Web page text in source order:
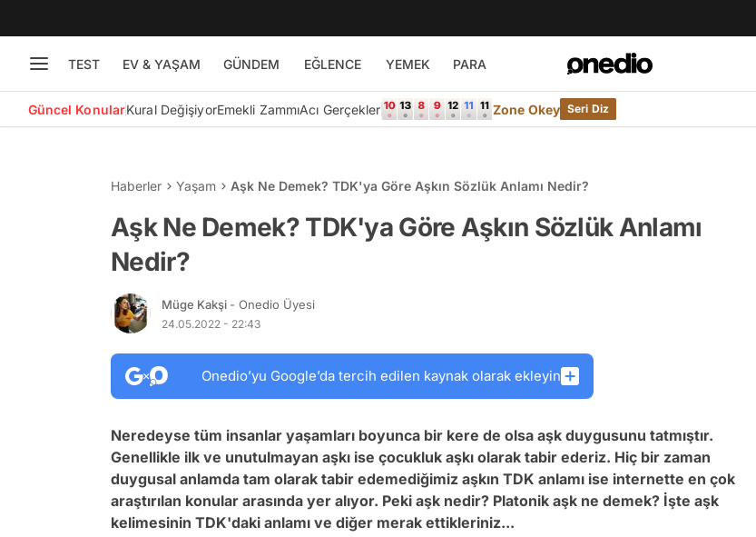
TEST EV & YAŞAM GÜNDEM EĞLENCE YEMEK PARA
Güncel KonularKural DeğişiyorEmekli ZammıAcı Gerçekler Zone Okey Seri Diz
Haberler Yaşam Aşk Ne Demek? TDK'ya Göre Aşkın Sözlük Anlamı Nedir?
Aşk Ne Demek? TDK'ya Göre Aşkın Sözlük Anlamı
Nedir?
Müge Kakşi - Onedio Üyesi
24.05.2022 - 22:43
Onedio’yu Google’da tercih edilen kaynak olarak ekleyin
Neredeyse tüm insanlar yaşamları boyunca bir kere de olsa aşk duygusunu tatmıştır.
Genellikle ilk ve unutulmayan aşkı ise çocukluk aşkı olarak tabir ederiz. Hiç bir zaman
duygusal anlamda tam olarak tabir edemediğimiz aşkın TDK anlamı ise internette en çok
araştırılan konular arasında yer alıyor. Peki aşk nedir? Platonik aşk ne demek? İşte aşk
kelimesinin TDK'daki anlamı ve diğer merak ettikleriniz...